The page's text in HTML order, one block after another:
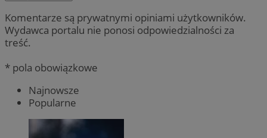
Komentarze są prywatnymi opiniami użytkowników.
Wydawca portalu nie ponosi odpowiedzialności za
treść.
* pola obowiązkowe
Najnowsze
Popularne